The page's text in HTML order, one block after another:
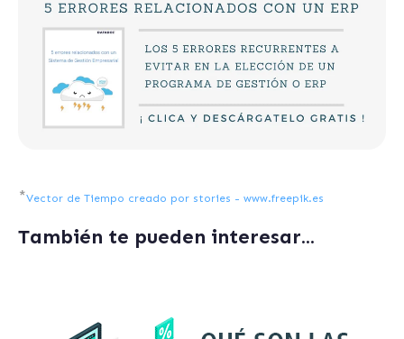
*Vector de Tiempo creado por stories - www.freepik.es
También te pueden interesar...